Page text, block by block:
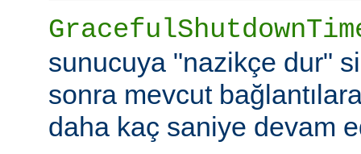
sunucuya "nazikçe dur"
sonra mevcut
daha kaç saniye devam